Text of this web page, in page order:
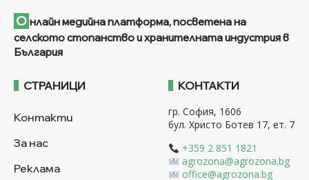
О нлайн медийна платформа, посветена на
селското стопанство и хранителната индустрия в
България
СТРАНИЦИ
Контакти
За нас
Реклама
КОНТАКТИ
гр. София, 1606
бул. Христо Ботев 17, ет. 7
+359 2 851 1821
agrozona@agrozona.bg
office@agrozona.bg